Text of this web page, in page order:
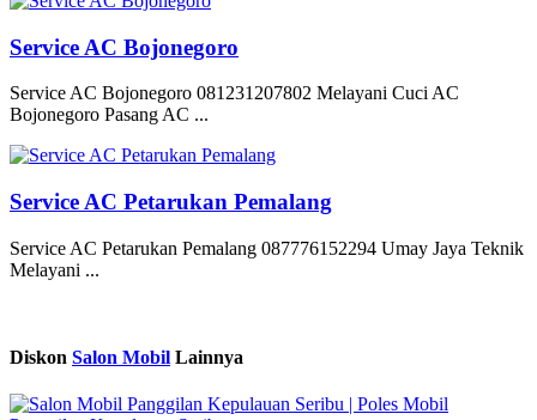
Service AC Bojonegoro
Service AC Bojonegoro 081231207802 Melayani Cuci AC
Bojonegoro Pasang AC ...
Service AC Petarukan Pemalang
Service AC Petarukan Pemalang 087776152294 Umay Jaya Teknik
Melayani ...
Diskon Salon Mobil Lainnya